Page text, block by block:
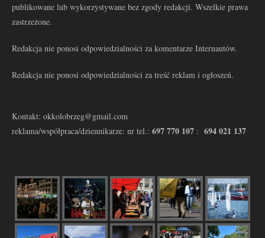
publikowane lub wykorzystywane bez zgody redakcji. Wszelkie prawa
zastrzeżone.
Redakcja nie ponosi odpowiedzialności za komentarze Internautów.
Redakcja nie ponosi odpowiedzialności za treść reklam i ogłoszeń.
Kontakt: okkolobrzeg@gmail.com
reklama/współpraca/dziennikarze: nr tel.: 697 770 107 : 694 021 137